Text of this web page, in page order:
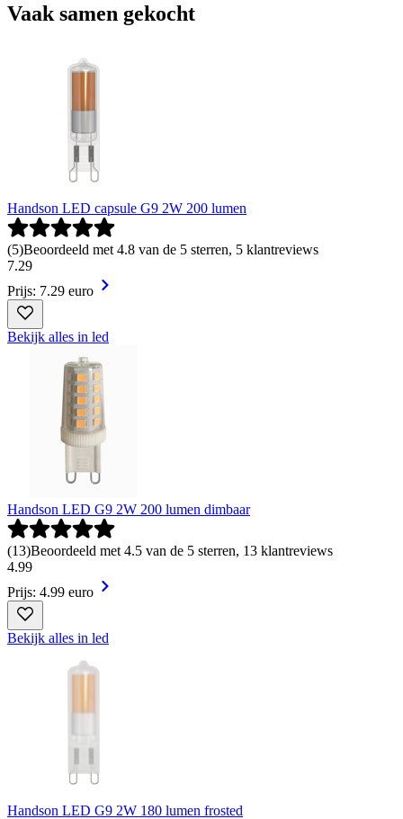
Vaak samen gekocht
Handson LED capsule G9 2W 200 lumen
(5)Beoordeeld met 4.8 van de 5 sterren, 5 klantreviews
7.29
Prijs: 7.29 euro
Bekijk alles in led
Handson LED G9 2W 200 lumen dimbaar
(13)Beoordeeld met 4.5 van de 5 sterren, 13 klantreviews
4.99
Prijs: 4.99 euro
Bekijk alles in led
Handson LED G9 2W 180 lumen frosted